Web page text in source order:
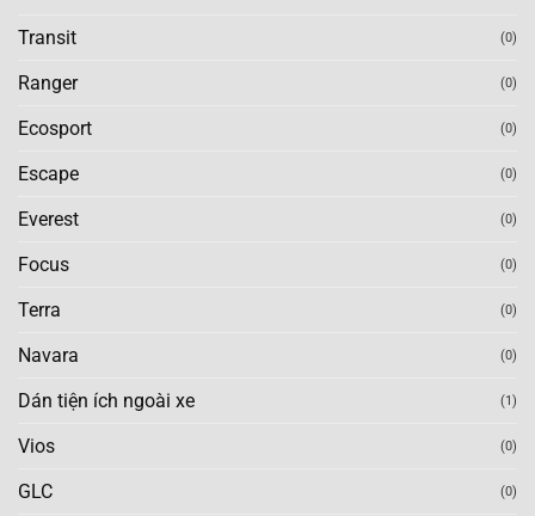
Transit (0)
Ranger (0)
Ecosport (0)
Escape (0)
Everest (0)
Focus (0)
Terra (0)
Navara (0)
Dán tiện ích ngoài xe (1)
Vios (0)
GLC (0)